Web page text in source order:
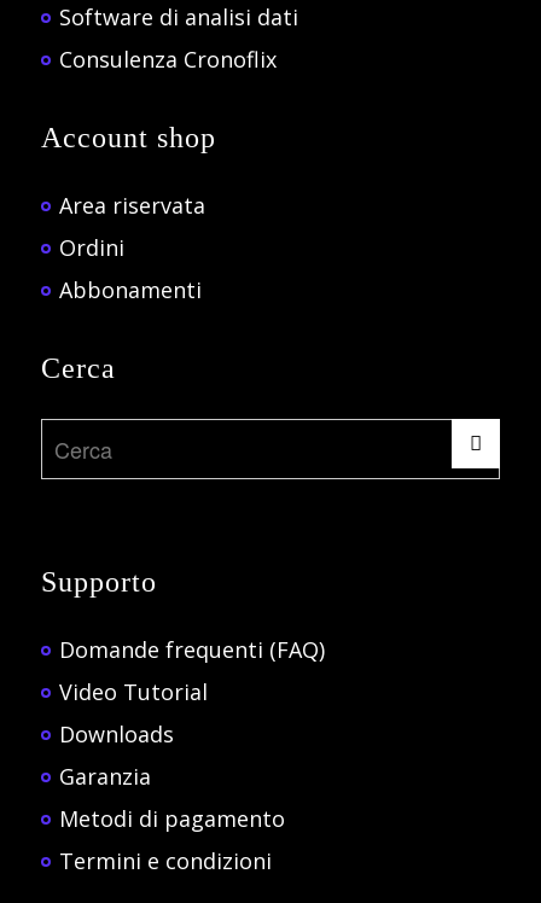
Software di analisi dati
Consulenza Cronoflix
Account shop
Area riservata
Ordini
Abbonamenti
Cerca
Supporto
Domande frequenti (FAQ)
Video Tutorial
Downloads
Garanzia
Metodi di pagamento
Termini e condizioni